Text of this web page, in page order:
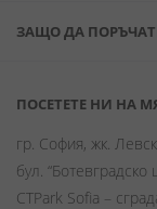
ЗАЩО ДА
ПОСЕТЕТЕ НИ НА
гр. София, жк.
бул. “Ботевградско
CTPark Sofia –